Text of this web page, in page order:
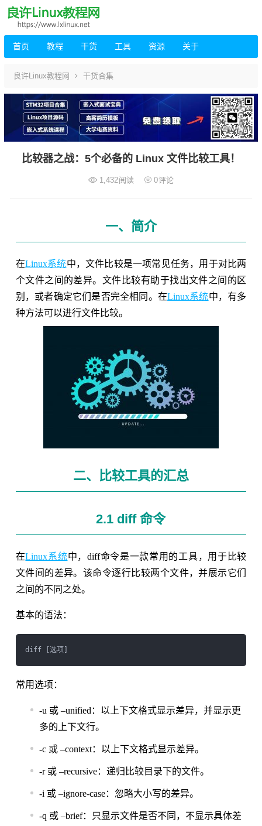
首页 教程 干货 工具 资源 关于
良许Linux教程网 干货合集
比较器之战：5个必备的 Linux 文件比较工具！
1,432阅读 0评论
一、简介
在Linux系统中，文件比较是一项常见任务，用于对比两
个文件之间的差异。文件比较有助于找出文件之间的区
别，或者确定它们是否完全相同。在Linux系统中，有多
种方法可以进行文件比较。
二、比较工具的汇总
2.1 diff 命令
在Linux系统中，diff命令是一款常用的工具，用于比较
文件间的差异。该命令逐行比较两个文件，并展示它们
之间的不同之处。
基本的语法：
常用选项：
-u 或 –unified：以上下文格式显示差异，并显示更
多的上下文行。
-c 或 –context：以上下文格式显示差异。
-r 或 –recursive：递归比较目录下的文件。
-i 或 –ignore-case：忽略大小写的差异。
-q 或 –brief：只显示文件是否不同，不显示具体差